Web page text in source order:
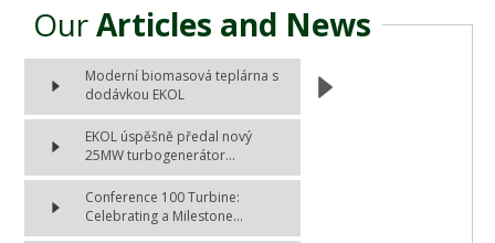
OurArticles and News
Moderní biomasová teplárna s
dodávkou EKOL
EKOL úspěšně předal nový
25MW turbogenerátor...
Conference 100 Turbine:
Celebrating a Milestone...